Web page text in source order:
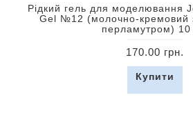
Рідкий гель для моделювання
Gel №12 (молочно-кремовий
перламутром)
170.00 грн.
Купити